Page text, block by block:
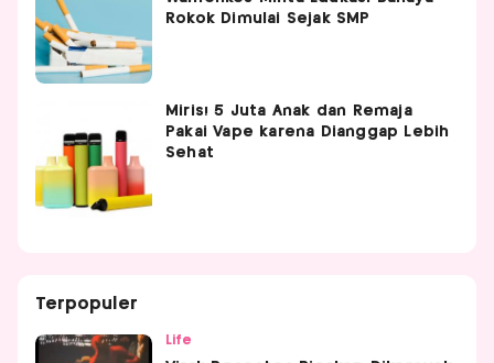
Rokok Dimulai Sejak SMP
Miris! 5 Juta Anak dan Remaja
Pakai Vape karena Dianggap Lebih
Sehat
Terpopuler
Life